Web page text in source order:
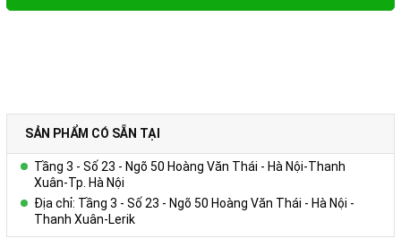
SẢN PHẨM CÓ SẴN TẠI
Tầng 3 - Số 23 - Ngõ 50 Hoàng Văn Thái - Hà Nội-Thanh
Xuân-Tp. Hà Nội
Địa chỉ: Tầng 3 - Số 23 - Ngõ 50 Hoàng Văn Thái - Hà Nội -
Thanh Xuân-Lerik